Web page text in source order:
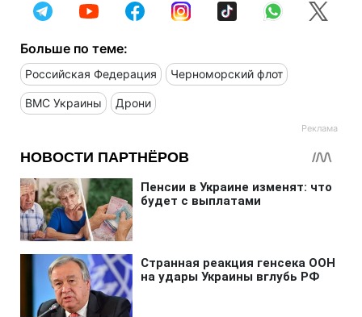
Больше по теме:
Российская Федерация Черноморский флот
ВМС Украины Дрони